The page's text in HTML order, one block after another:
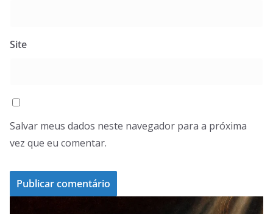
Site
Salvar meus dados neste navegador para a próxima
vez que eu comentar.